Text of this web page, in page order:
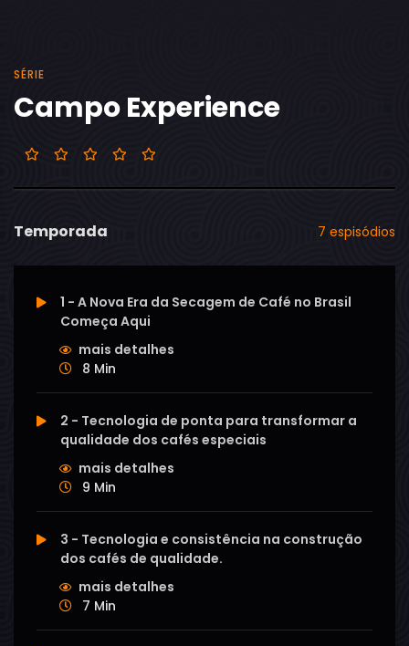
SÉRIE
Campo Experience
Temporada 7 espisódios
1 - A Nova Era da Secagem de Café no Brasil
Começa Aqui
mais detalhes
8 Min
2 - Tecnologia de ponta para transformar a
qualidade dos cafés especiais
mais detalhes
9 Min
3 - Tecnologia e consistência na construção
dos cafés de qualidade.
mais detalhes
7 Min